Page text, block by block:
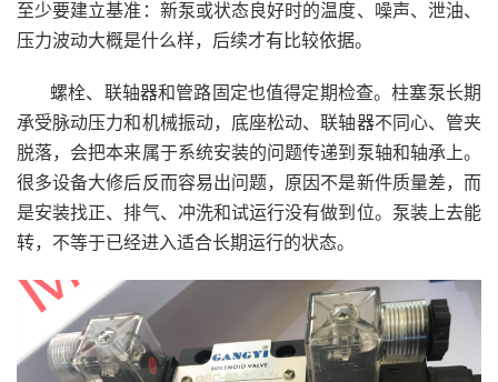
至少要建立基准：新泵或状态良好时的温度、噪声、泄油、
压力波动大概是什么样，后续才有比较依据。
螺栓、联轴器和管路固定也值得定期检查。柱塞泵长期
承受脉动压力和机械振动，底座松动、联轴器不同心、管夹
脱落，会把本来属于系统安装的问题传递到泵轴和轴承上。
很多设备大修后反而容易出问题，原因不是新件质量差，而
是安装找正、排气、冲洗和试运行没有做到位。泵装上去能
转，不等于已经进入适合长期运行的状态。